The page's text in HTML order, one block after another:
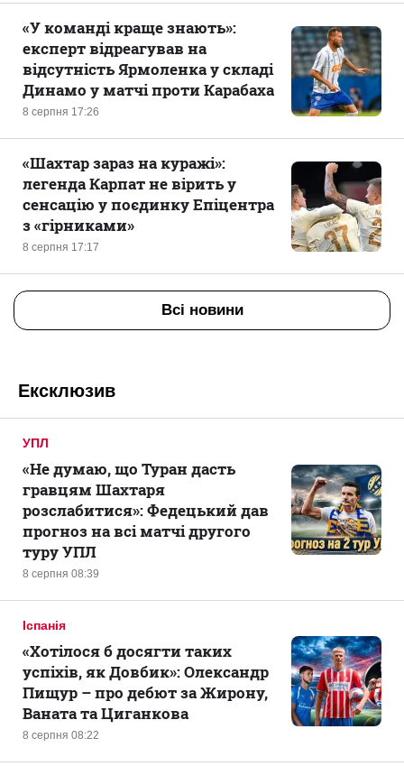
8 серпня 17:26
«У команді краще знають»:
експерт відреагував на
відсутність Ярмоленка у складі
Динамо у матчі проти Карабаха
8 серпня 17:17
«Шахтар зараз на куражі»:
легенда Карпат не вірить у
сенсацію у поєдинку Епіцентра
з «гірниками»
Всі новини
Ексклюзив
УПЛ
8 серпня 08:39
«Не думаю, що Туран дасть
гравцям Шахтаря
розслабитися»: Федецький дав
прогноз на всі матчі другого
туру УПЛ
Іспанія
8 серпня 08:22
«Хотілося б досягти таких
успіхів, як Довбик»: Олександр
Пищур – про дебют за Жирону,
Ваната та Циганкова